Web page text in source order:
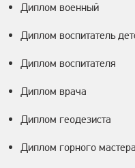
Диплом военный
Диплом воспитатель
Диплом воспитателя
Диплом врача
Диплом геодезиста
Диплом горного мастера